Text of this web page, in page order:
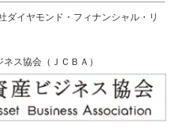
ダイヤモンド・フィナンシャル・リ
ス協会（ＪＣＢＡ）